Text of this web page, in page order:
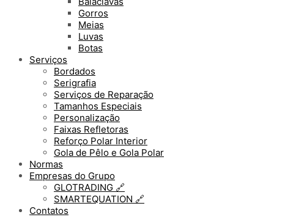
Gorros
Meias
Luvas
Botas
Serviços
Bordados
Serigrafia
Serviços de Reparação
Tamanhos Especiais
Personalização
Faixas Refletoras
Reforço Polar Interior
Gola de Pêlo e Gola Polar
Normas
Empresas do Grupo
GLOTRADING 🔗
SMARTEQUATION 🔗
Contatos